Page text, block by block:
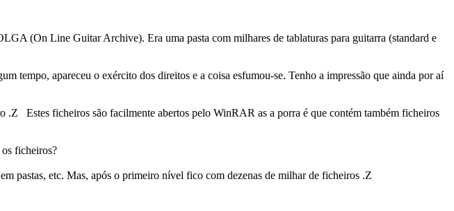
(On Line Guitar Archive). Era uma pasta com milhares de tablaturas para guitarra (standard e
tempo, apareceu o exército dos direitos e a coisa esfumou-se. Tenho a impressão que ainda por aí
Estes ficheiros são facilmente abertos pelo WinRAR as a porra é que contém também ficheiros
ficheiros?
pastas, etc. Mas, após o primeiro nível fico com dezenas de milhar de ficheiros .Z